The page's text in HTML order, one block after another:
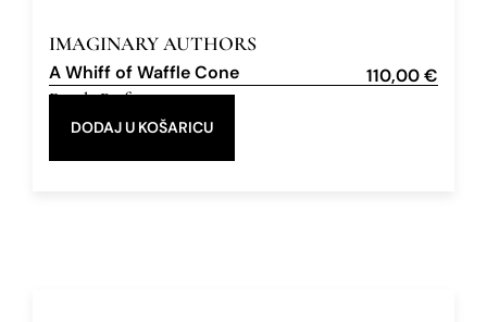
IMAGINARY AUTHORS
A Whiff of Waffle Cone 110,00€
Eau de Parfum
DODAJ U KOŠARICU